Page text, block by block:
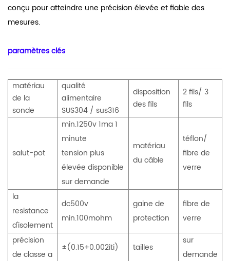
conçu pour atteindre une précision élevée et fiable des
mesures.
paramètres clés
matériau
de la
sonde
qualité
alimentaire
SUS304 / sus316
disposition
des fils
2 fils/ 3
fils
salut-pot
min.1250v 1ma 1
minute
tension plus
élevée disponible
sur demande
matériau
du câble
téflon/
fibre de
verre
la
resistance
d'isolement
dc500v
min.100mohm
gaine de
protection
fibre de
verre
précision
de classe a
±(0.15+0.002iti) tailles
sur
demande